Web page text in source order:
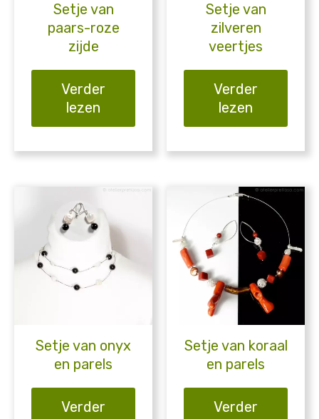
Setje van
paars-roze
zijde
Verder
lezen
Setje van
zilveren
veertjes
Verder
lezen
Setje van onyx
en parels
Verder
Setje van koraal
en parels
Verder